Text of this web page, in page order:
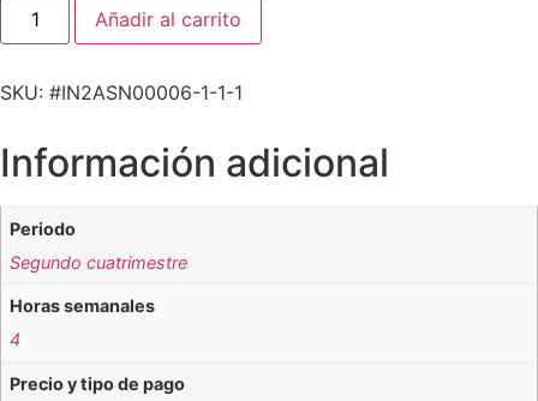
Añadir al carrito
SKU: #IN2ASN00006-1-1-1
Información adicional
Periodo
Segundo cuatrimestre
Horas semanales
4
Precio y tipo de pago